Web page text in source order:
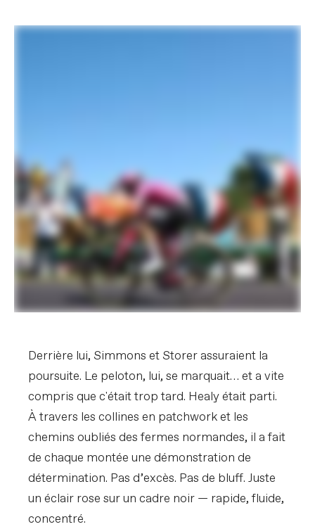
Derrière lui, Simmons et Storer assuraient la
poursuite. Le peloton, lui, se marquait… et a vite
compris que c'était trop tard. Healy était parti.
À travers les collines en patchwork et les
chemins oubliés des fermes normandes, il a fait
de chaque montée une démonstration de
détermination. Pas d’excès. Pas de bluff. Juste
un éclair rose sur un cadre noir — rapide, fluide,
concentré.